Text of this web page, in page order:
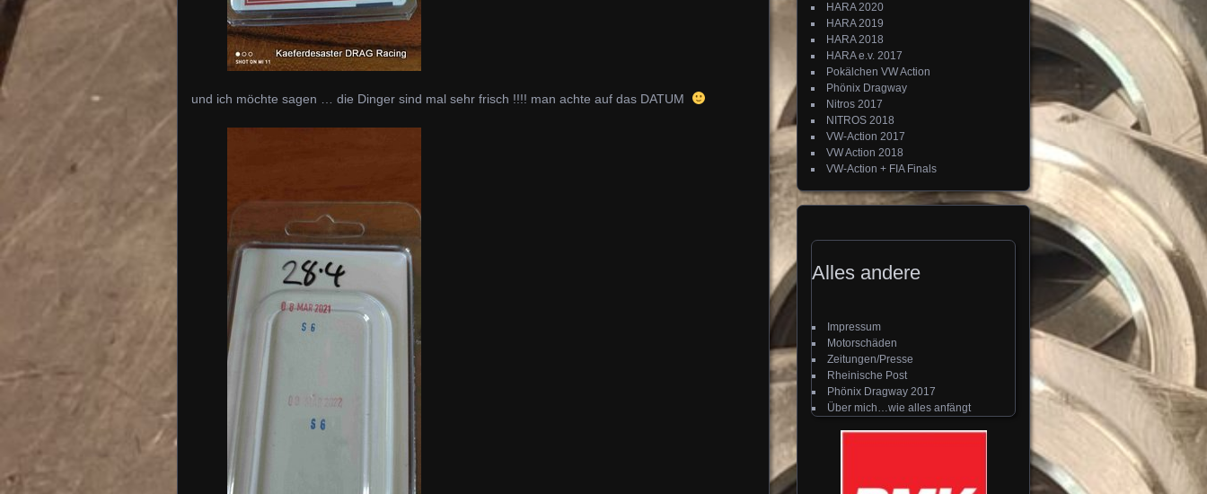
und ich möchte sagen … die Dinger sind mal sehr frisch !!!! man achte auf das DATUM
HARA 2020
HARA 2019
HARA 2018
HARA e.v. 2017
Pokälchen VW Action
Phönix Dragway
Nitros 2017
NITROS 2018
VW-Action 2017
VW Action 2018
VW-Action + FIA Finals
Alles andere
Impressum
Motorschäden
Zeitungen/Presse
Rheinische Post
Phönix Dragway 2017
Über mich…wie alles anfängt